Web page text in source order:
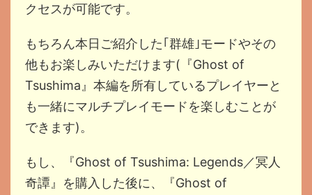
クセスが可能です。
もちろん本日ご紹介した｢群雄｣モードやその
他もお楽しみいただけます(『Ghost of
Tsushima』本編を所有しているプレイヤーと
も一緒にマルチプレイモードを楽しむことが
できます)。
もし、『Ghost of Tsushima: Legends／冥人
奇譚』を購入した後に、『Ghost of